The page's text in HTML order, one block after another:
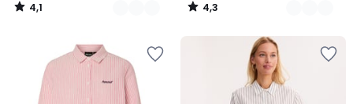
4,1
/
4,3
/